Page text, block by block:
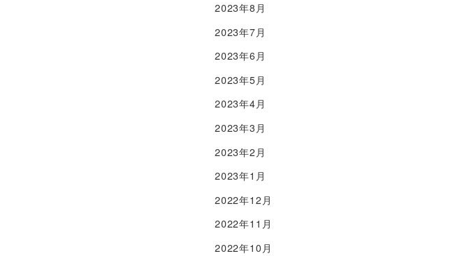
2023年8月
2023年7月
2023年6月
2023年5月
2023年4月
2023年3月
2023年2月
2023年1月
2022年12月
2022年11月
2022年10月